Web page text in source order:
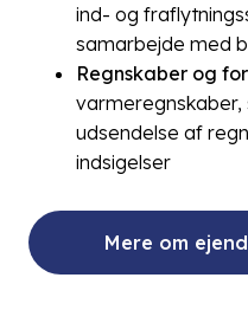
ind- og
samarbejde med
Regnskaber og
udsendelse af
indsigelser
Mere om